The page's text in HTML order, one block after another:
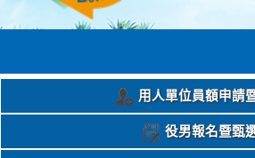
用人單位員額申請
役男報名暨甄